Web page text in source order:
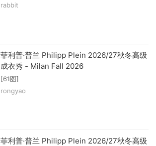
rabbit
菲利普·普兰 Philipp Plein 2026/27秋冬高级
成衣秀 - Milan Fall 2026
[61图]
rongyao
菲利普·普兰 Philipp Plein 2026/27秋冬高级